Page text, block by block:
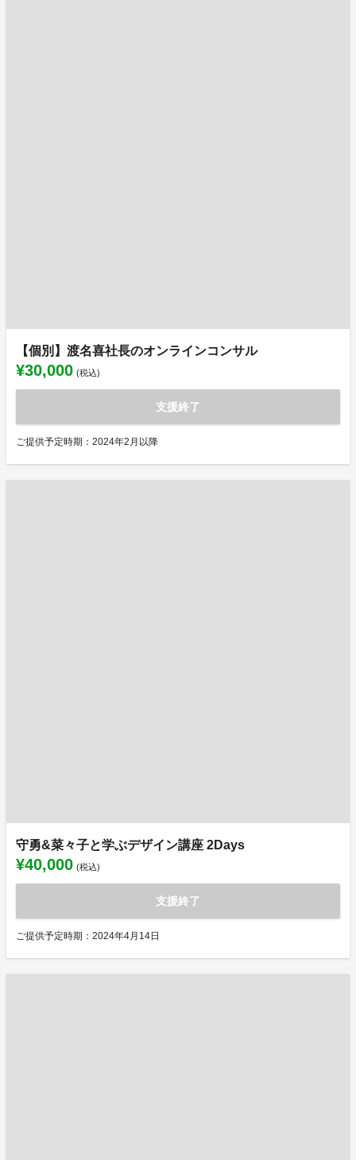
【個別】渡名喜社長のオンラインコンサル
¥30,000 (税込)
支援終了
ご提供予定時期：2024年2月以降
守勇&菜々子と学ぶデザイン講座 2Days
¥40,000 (税込)
支援終了
ご提供予定時期：2024年4月14日